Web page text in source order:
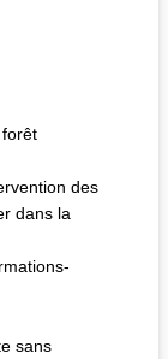
des
dans la
sans